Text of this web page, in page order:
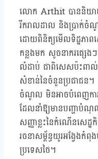
លោក Arthit បាននិយា
រីករាលដាល និងប្រាក់ចំ
ដោយពិនិត្យមើលទិដ្ឋភាព
កន្លងមក សូចនាករផ្សេងៗ
លំដាប់ ជាពិសេសប៉ះពា
សំខាន់នៃចំនួនប្រជាជន។
ចំណូល មិនអាចបំពេញកា
ដែលនាំឱ្យមានបញ្ហាបំ
សញ្ញាខ្លះនៃកំណើនសេ
រចនាសម្ព័ន្ធយូរអង្វែង
ប្រទេសថៃ។